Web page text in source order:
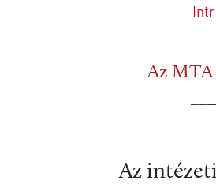
Az
Az